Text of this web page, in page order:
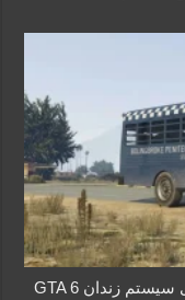
ماد جدید GTA 5 درخواست طرفداران برای سیستم زندان GTA 6